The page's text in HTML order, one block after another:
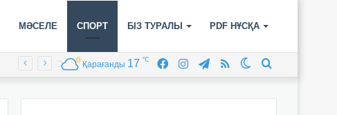
МӘСЕЛЕ СПОРТ БІЗ ТУРАЛЫ PDF НҰСҚА
Switch
RSS
Telegram
Instagram
Facebook
Қарағанды 17 ℃